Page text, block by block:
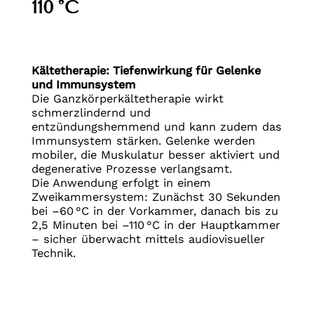
110 °C
Kältetherapie: Tiefenwirkung für Gelenke
und Immunsystem
Die Ganzkörperkältetherapie wirkt
schmerzlindernd und
entzündungshemmend und kann zudem das
Immunsystem stärken. Gelenke werden
mobiler, die Muskulatur besser aktiviert und
degenerative Prozesse verlangsamt.
Die Anwendung erfolgt in einem
Zweikammersystem: Zunächst 30 Sekunden
bei –60 °C in der Vorkammer, danach bis zu
2,5 Minuten bei –110 °C in der Hauptkammer
– sicher überwacht mittels audiovisueller
Technik.